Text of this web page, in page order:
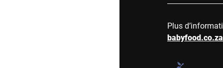
Plus
babyfood.co.za